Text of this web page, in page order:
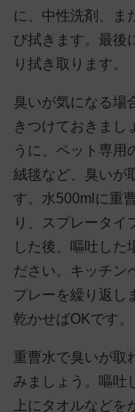
に、中性洗剤、ま
び拭きます。最後
り拭き取ります。
臭いが気になる場
きつけておきまし
うに、ペット専用
絨毯など、臭いが
す。水500mlに重
り、スプレータイ
した後、嘔吐した
ださい。キッチン
プレーを繰り返し
乾かせばOKです。
重曹水で臭いが取
みましょう。嘔吐
上にタオルなど